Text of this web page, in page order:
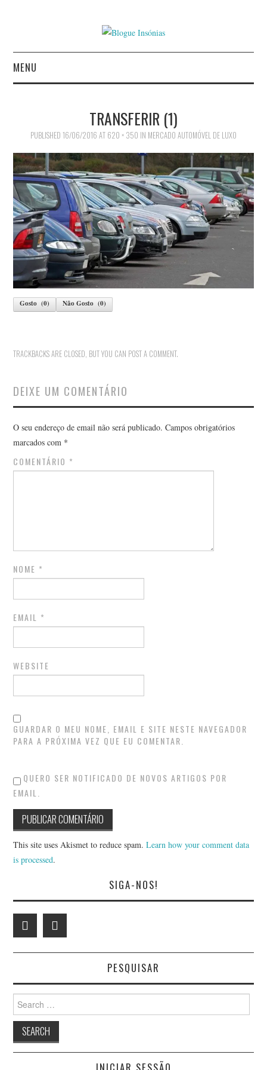
MENU
CONTACTO
POLÍTICA DE
PRIVACIDADE
TRANSFERIR (1)
PUBLISHED 16/06/2016 AT 620 × 350 IN MERCADO AUTOMÓVEL DE LUXO
Gosto (0) Não Gosto (0)
TRACKBACKS ARE CLOSED, BUT YOU CAN POST A COMMENT.
DEIXE UM COMENTÁRIO
O seu endereço de email não será publicado. Campos obrigatórios
marcados com *
COMENTÁRIO *
NOME *
EMAIL *
WEBSITE
GUARDAR O MEU NOME, EMAIL E SITE NESTE NAVEGADOR
PARA A PRÓXIMA VEZ QUE EU COMENTAR.
QUERO SER NOTIFICADO DE NOVOS ARTIGOS POR
EMAIL.
This site uses Akismet to reduce spam.Learn how your comment data
is processed.
SIGA-NOS!
PESQUISAR
Search
for: